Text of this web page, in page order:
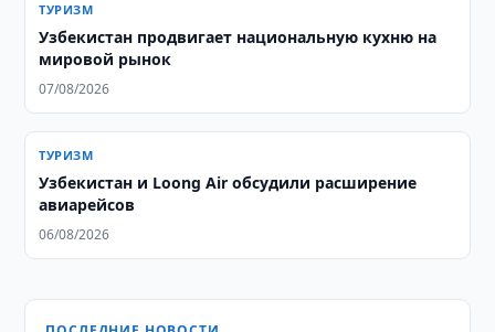
ТУРИЗМ
Узбекистан продвигает национальную кухню на
мировой рынок
07/08/2026
ТУРИЗМ
Узбекистан и Loong Air обсудили расширение
авиарейсов
06/08/2026